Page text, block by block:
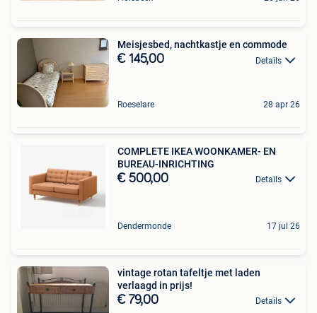
Meisjesbed, nachtkastje en commode
€ 145,00 Details
Roeselare 28 apr 26
COMPLETE IKEA WOONKAMER- EN
BUREAU-INRICHTING
€ 500,00 Details
Dendermonde 17 jul 26
vintage rotan tafeltje met laden
verlaagd in prijs!
€ 79,00 Details